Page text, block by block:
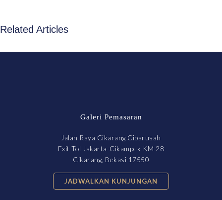
Related Articles
Galeri Pemasaran
Jalan Raya Cikarang Cibarusah
Exit Tol Jakarta-Cikampek KM 28
Cikarang, Bekasi 17550
JADWALKAN KUNJUNGAN